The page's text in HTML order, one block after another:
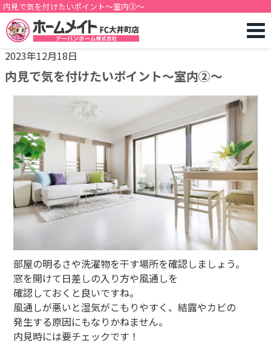
内見で気を付けたいポイント～室内②～
2023年12月18日
内見で気を付けたいポイント～室内②～
部屋の明るさや洗濯物を干す場所を確認しましょう。
窓を開けて日差しの入り方や風通しを
確認しておくと良いですね。
風通しが悪いと湿気がこもりやすく、結露やカビの
発生する原因にもなりかねません。
内見時には要チェックです！